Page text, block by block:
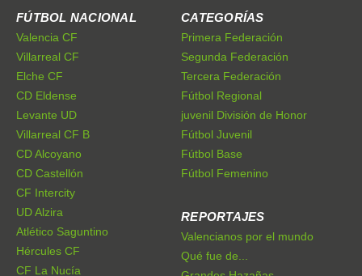
Valencia CF
Villarreal CF
Elche CF
CD Eldense
Levante UD
Villarreal CF B
CD Alcoyano
CD Castellón
CF Intercity
UD Alzira
Atlético Saguntino
Hércules CF
CF La Nucía
Orihuela CF
Primera Federación
Segunda Federación
Tercera Federación
Fútbol Regional
juvenil División de Honor
Fútbol Juvenil
Fútbol Base
Fútbol Femenino
Valencianos por el mundo
Qué fue de...
Grandes Hazañas
Futuras estrellas